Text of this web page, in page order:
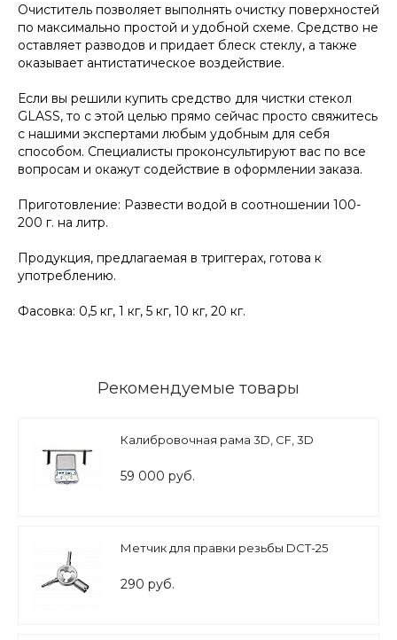
Очиститель позволяет выполнять очистку поверхностей
по максимально простой и удобной схеме. Средство не
оставляет разводов и придает блеск стеклу, а также
оказывает антистатическое воздействие.
Если вы решили купить средство для чистки стекол
GLASS, то с этой целью прямо сейчас просто свяжитесь
с нашими экспертами любым удобным для себя
способом. Специалисты проконсультируют вас по все
вопросам и окажут содействие в оформлении заказа.
Приготовление: Развести водой в соотношении 100-
200 г. на литр.
Продукция, предлагаемая в триггерах, готова к
употреблению.
Фасовка: 0,5 кг, 1 кг, 5 кг, 10 кг, 20 кг.
Рекомендуемые товары
Калибровочная рама 3D, CF, 3D
59 000 руб.
Метчик для правки резьбы DCT-25
290 руб.